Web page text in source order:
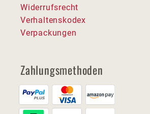
Widerrufsrecht
Verhaltenskodex
Verpackungen
Zahlungsmethoden